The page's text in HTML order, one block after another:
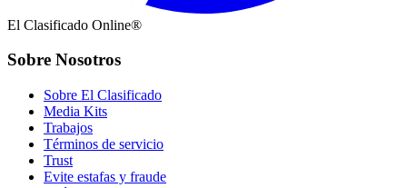
El Clasificado Online®
Sobre Nosotros
Sobre El Clasificado
Media Kits
Trabajos
Términos de servicio
Trust
Evite estafas y fraude